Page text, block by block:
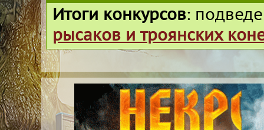
Итоги конкурсов:
рысаков и троянских